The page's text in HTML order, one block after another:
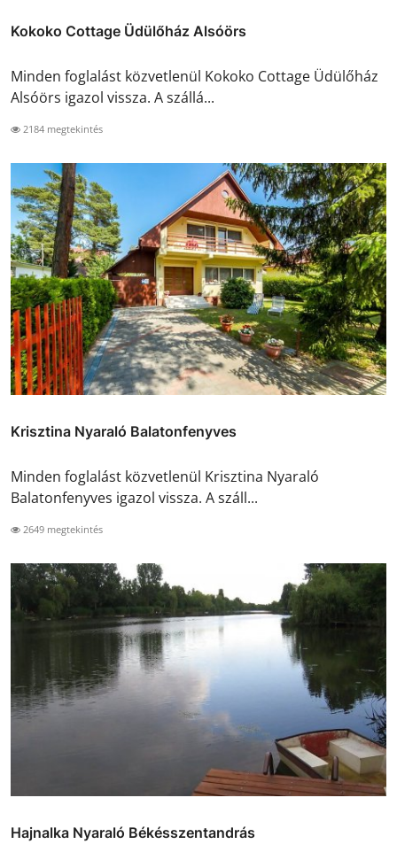
Kokoko Cottage Üdülőház Alsóörs
Minden foglalást közvetlenül Kokoko Cottage Üdülőház
Alsóörs igazol vissza. A szállá...
2184 megtekintés
Krisztina Nyaraló Balatonfenyves
Minden foglalást közvetlenül Krisztina Nyaraló
Balatonfenyves igazol vissza. A száll...
2649 megtekintés
Hajnalka Nyaraló Békésszentandrás